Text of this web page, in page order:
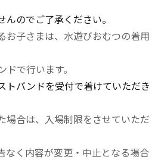
んのでご了承ください。
お子さまは、水遊びおむつの着用
ドで行います。
トバンドを受付で着けていただき
場合は、入場制限をさせていただ
なく内容が変更・中止となる場合